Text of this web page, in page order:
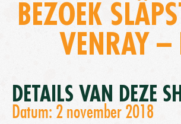
BEZOEK
VENRAY –
DETAILS VAN DEZE
Datum: 2 november 2018